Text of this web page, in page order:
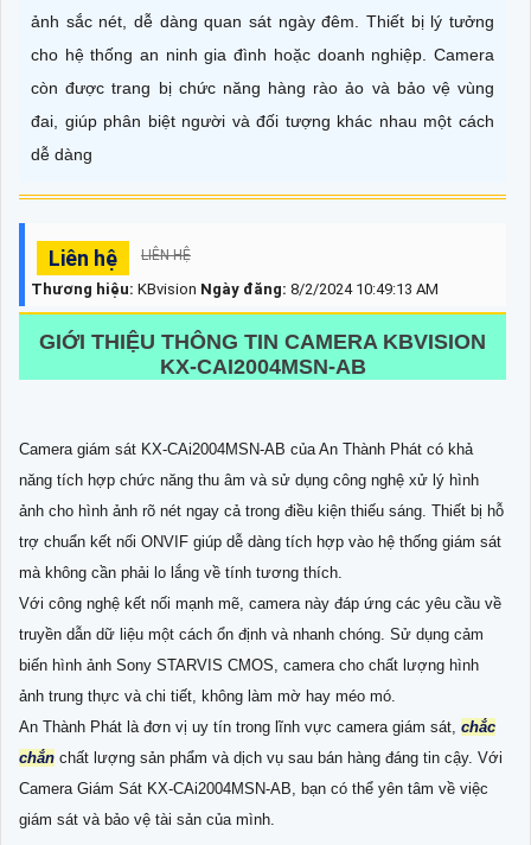
ảnh sắc nét, dễ dàng quan sát ngày đêm. Thiết bị lý tưởng
cho hệ thống an ninh gia đình hoặc doanh nghiệp. Camera
còn được trang bị chức năng hàng rào ảo và bảo vệ vùng
đai, giúp phân biệt người và đối tượng khác nhau một cách
dễ dàng
Liên hệ LIÊN HỆ
Thương hiệu: KBvision Ngày đăng: 8/2/2024 10:49:13 AM
GIỚI THIỆU THÔNG TIN CAMERA KBVISION
KX-CAI2004MSN-AB
Camera giám sát KX-CAi2004MSN-AB của An Thành Phát có khả
năng tích hợp chức năng thu âm và sử dụng công nghệ xử lý hình
ảnh cho hình ảnh rõ nét ngay cả trong điều kiện thiếu sáng. Thiết bị hỗ
trợ chuẩn kết nối ONVIF giúp dễ dàng tích hợp vào hệ thống giám sát
mà không cần phải lo lắng về tính tương thích.
Với công nghệ kết nối mạnh mẽ, camera này đáp ứng các yêu cầu về
truyền dẫn dữ liệu một cách ổn định và nhanh chóng. Sử dụng cảm
biến hình ảnh Sony STARVIS CMOS, camera cho chất lượng hình
ảnh trung thực và chi tiết, không làm mờ hay méo mó.
An Thành Phát là đơn vị uy tín trong lĩnh vực camera giám sát, chắc
chắn chất lượng sản phẩm và dịch vụ sau bán hàng đáng tin cậy. Với
Camera Giám Sát KX-CAi2004MSN-AB, bạn có thể yên tâm về việc
giám sát và bảo vệ tài sản của mình.